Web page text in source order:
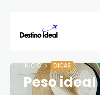
INÍCIO DICAS
Peso